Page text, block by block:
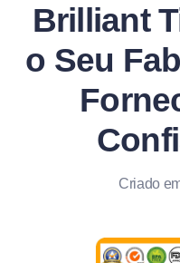
Brilliant
o Seu
Criado
Notícias
Produtos